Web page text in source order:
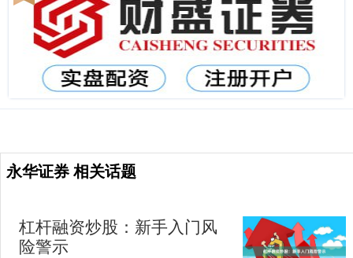
永华证券 相关话题
杠杆融资炒股：新手入门风
险警示